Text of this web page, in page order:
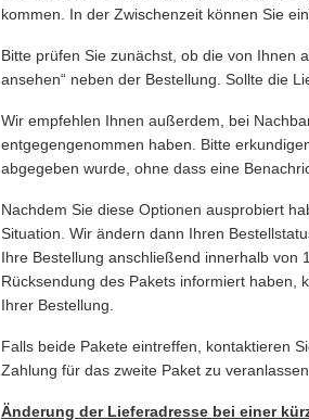
kommen. In der Zwischenzeit können Sie
Bitte prüfen Sie zunächst, ob die von Ihnen
ansehen“ neben der Bestellung. Sollte die
Wir empfehlen Ihnen außerdem, bei
entgegengenommen haben. Bitte
abgegeben wurde, ohne dass eine
Nachdem Sie diese Optionen ausprobiert
Situation. Wir ändern dann Ihren
Ihre Bestellung anschließend innerhalb von
Rücksendung des Pakets informiert haben,
Ihrer Bestellung.
Falls beide Pakete eintreffen, kontaktieren
Zahlung für das zweite Paket zu veranlassen.
Änderung der Lieferadresse bei einer